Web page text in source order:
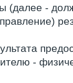
(далее -
-